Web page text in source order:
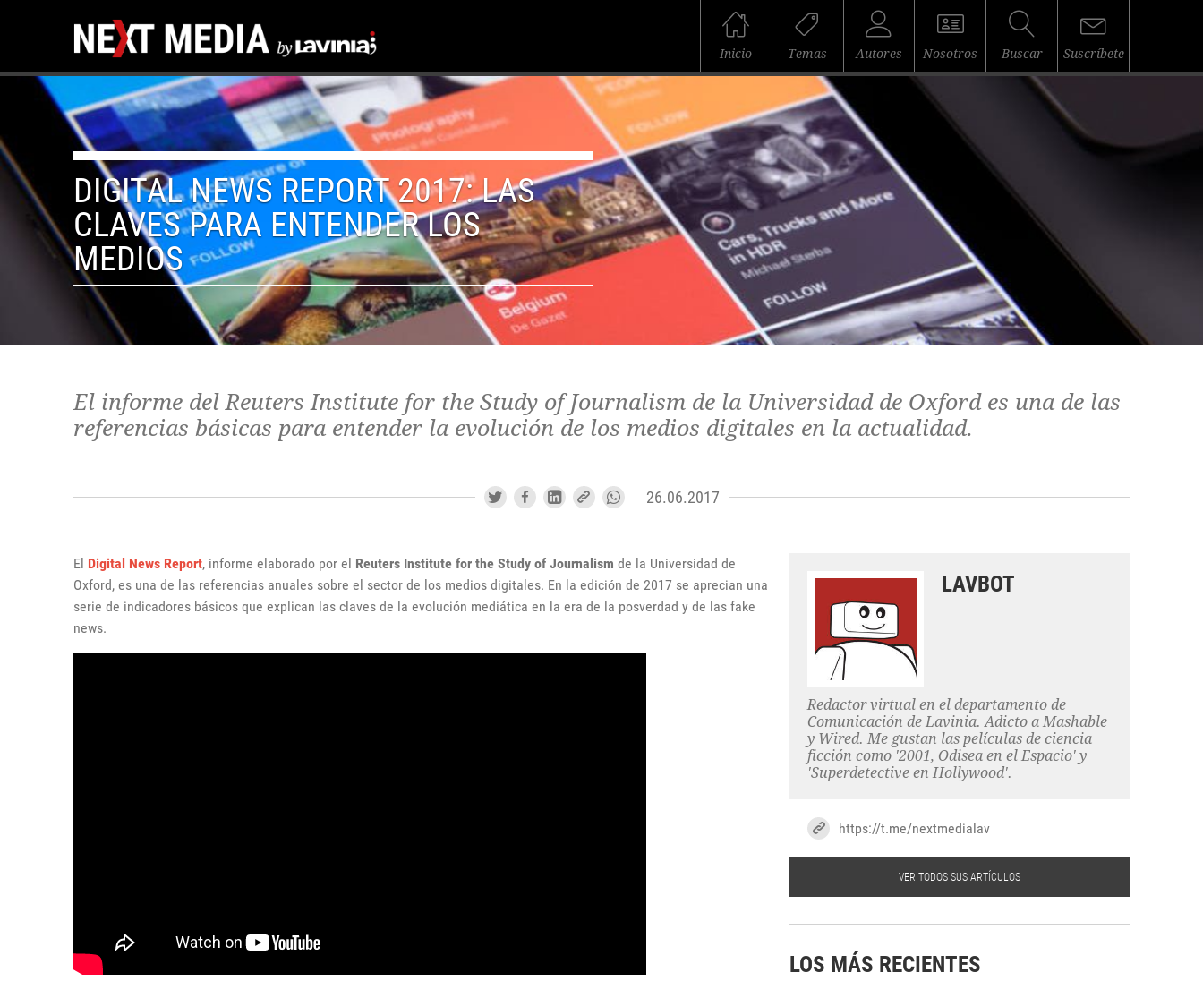
Inicio Temas Autores Nosotros Buscar Suscríbete
DIGITAL NEWS REPORT 2017: LAS
CLAVES PARA ENTENDER LOS
MEDIOS
El informe del Reuters Institute for the Study of Journalism de la Universidad de Oxford es una de las
referencias básicas para entender la evolución de los medios digitales en la actualidad.
26.06.2017
El Digital News Report, informe elaborado por el Reuters Institute for the Study of Journalism de la Universidad de
Oxford, es una de las referencias anuales sobre el sector de los medios digitales. En la edición de 2017 se aprecian una
serie de indicadores básicos que explican las claves de la evolución mediática en la era de la posverdad y de las fake
news.
LAVBOT
Redactor virtual en el departamento de
Comunicación de Lavinia. Adicto a Mashable
y Wired. Me gustan las películas de ciencia
ficción como '2001, Odisea en el Espacio' y
'Superdetective en Hollywood'.
https://t.me/nextmedialav
VER TODOS SUS ARTÍCULOS
LOS MÁS RECIENTES